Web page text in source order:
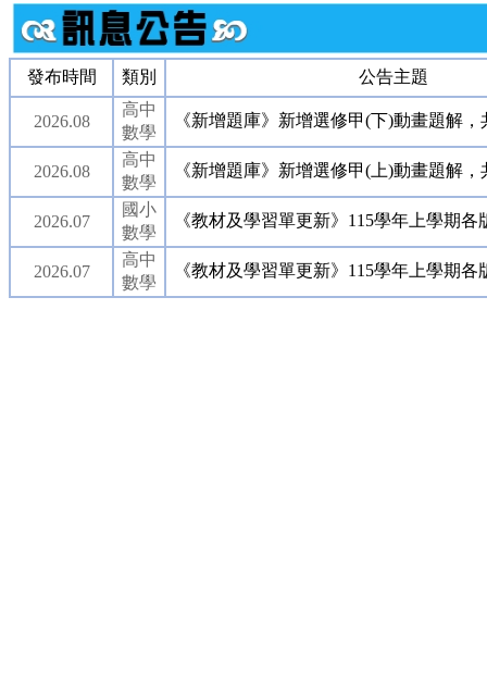
發布時間 類別 公告主題
2026.08
高中
數學
《新增題庫》新增選修甲(下)動畫題解，
2026.08
高中
數學
《新增題庫》新增選修甲(上)動畫題解，
2026.07
國小
數學
《教材及學習單更新》115學年上學期各
2026.07
高中
數學
《教材及學習單更新》115學年上學期各